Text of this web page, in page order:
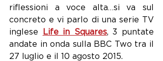
riflessioni a voce alta…si va sul
concreto e vi parlo di una serie TV
inglese
Life in Squares, 3 puntate
andate in onda sulla BBC Two tra il
27 luglio e il 10 agosto 2015.